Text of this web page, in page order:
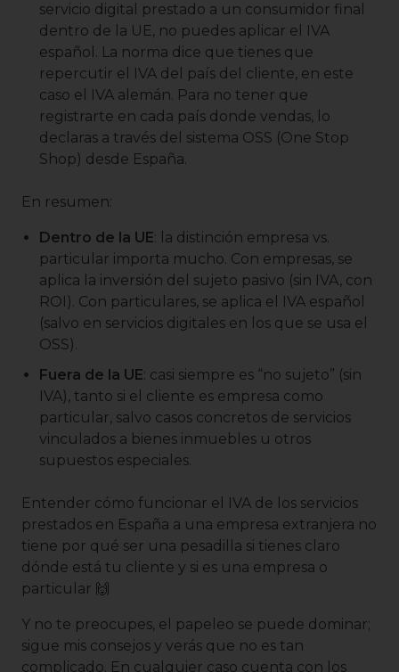
servicio digital prestado a un consumidor final
dentro de la UE, no puedes aplicar el IVA
español. La norma dice que tienes que
repercutir el IVA del país del cliente, en este
caso el IVA alemán. Para no tener que
registrarte en cada país donde vendas, lo
declaras a través del sistema OSS (One Stop
Shop) desde España.
En resumen:
Dentro de la UE: la distinción empresa vs.
particular importa mucho. Con empresas, se
aplica la inversión del sujeto pasivo (sin IVA, con
ROI). Con particulares, se aplica el IVA español
(salvo en servicios digitales en los que se usa el
OSS).
Fuera de la UE: casi siempre es “no sujeto” (sin
IVA), tanto si el cliente es empresa como
particular, salvo casos concretos de servicios
vinculados a bienes inmuebles u otros
supuestos especiales.
Entender cómo funcionar el IVA de los servicios
prestados en España a una empresa extranjera no
tiene por qué ser una pesadilla si tienes claro
dónde está tu cliente y si es una empresa o
particular 🙌
Y no te preocupes, el papeleo se puede dominar;
sigue mis consejos y verás que no es tan
complicado. En cualquier caso cuenta con los